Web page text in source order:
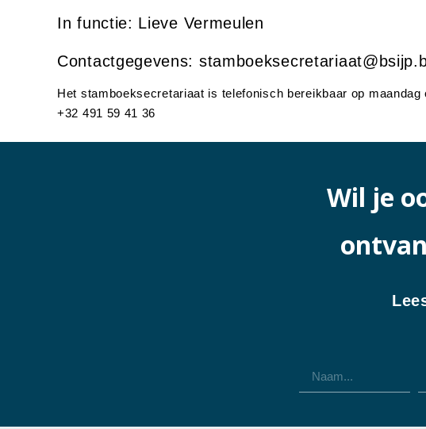
In functie: Lieve Vermeulen
Contactgegevens:
Het stamboeksecretariaat is telefonisch bereikbaar op
+32 491 59 41 36
Wil je